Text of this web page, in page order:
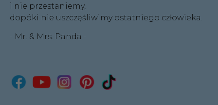
i nie przestaniemy,
dopóki nie uszczęśliwimy ostatniego człowieka.
- Mr. & Mrs. Panda -